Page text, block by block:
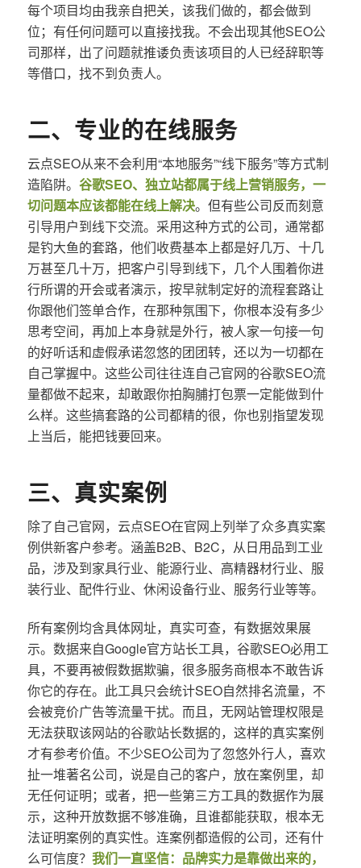
每个项目均由我亲自把关，该我们做的，都会做到
位；有任何问题可以直接找我。不会出现其他SEO公
司那样，出了问题就推诿负责该项目的人已经辞职等
等借口，找不到负责人。
二、专业的在线服务
云点SEO从来不会利用“本地服务”“线下服务”等方式制
造陷阱。 谷歌SEO、独立站都属于线上营销服务，一
切问题本应该都能在线上解决。但有些公司反而刻意
引导用户到线下交流。采用这种方式的公司，通常都
是钓大鱼的套路，他们收费基本上都是好几万、十几
万甚至几十万，把客户引导到线下，几个人围着你进
行所谓的开会或者演示，按早就制定好的流程套路让
你跟他们签单合作，在那种氛围下，你根本没有多少
思考空间，再加上本身就是外行，被人家一句接一句
的好听话和虚假承诺忽悠的团团转，还以为一切都在
自己掌握中。这些公司往往连自己官网的谷歌SEO流
量都做不起来，却敢跟你拍胸脯打包票一定能做到什
么样。这些搞套路的公司都精的很，你也别指望发现
上当后，能把钱要回来。
三、真实案例
除了自己官网，云点SEO在官网上列举了众多真实案
例供新客户参考。涵盖B2B、B2C，从日用品到工业
品，涉及到家具行业、能源行业、高精器材行业、服
装行业、配件行业、休闲设备行业、服务行业等等。
所有案例均含具体网址，真实可查，有数据效果展
示。数据来自Google官方站长工具，谷歌SEO必用工
具，不要再被假数据欺骗，很多服务商根本不敢告诉
你它的存在。此工具只会统计SEO自然排名流量，不
会被竞价广告等流量干扰。而且，无网站管理权限是
无法获取该网站的谷歌站长数据的，这样的真实案例
才有参考价值。不少SEO公司为了忽悠外行人，喜欢
扯一堆著名公司，说是自己的客户，放在案例里，却
无任何证明；或者，把一些第三方工具的数据作为展
示，这种开放数据不够准确，且谁都能获取，根本无
法证明案例的真实性。连案例都造假的公司，还有什
么可信度？ 我们一直坚信：品牌实力是靠做出来的，